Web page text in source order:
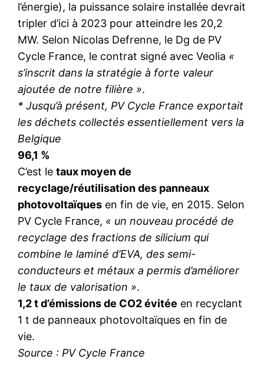
l’énergie), la puissance solaire installée devrait
tripler d’ici à 2023 pour atteindre les 20,2
MW. Selon Nicolas Defrenne, le Dg de PV
Cycle France, le contrat signé avec Veolia «
s’inscrit dans la stratégie à forte valeur
ajoutée de notre filière ».
* Jusqu’à présent, PV Cycle France exportait
les déchets collectés essentiellement vers la
Belgique
96,1 %
C’est letaux moyen de
recyclage/réutilisation des panneaux
photovoltaïques en fin de vie, en 2015. Selon
PV Cycle France, « un nouveau procédé de
recyclage des fractions de silicium qui
combine le laminé d’EVA, des semi-
conducteurs et métaux a permis d’améliorer
le taux de valorisation ».
1,2 t d’émissions de CO2 évitée en recyclant
1 t de panneaux photovoltaïques en fin de
vie.
Source : PV Cycle France